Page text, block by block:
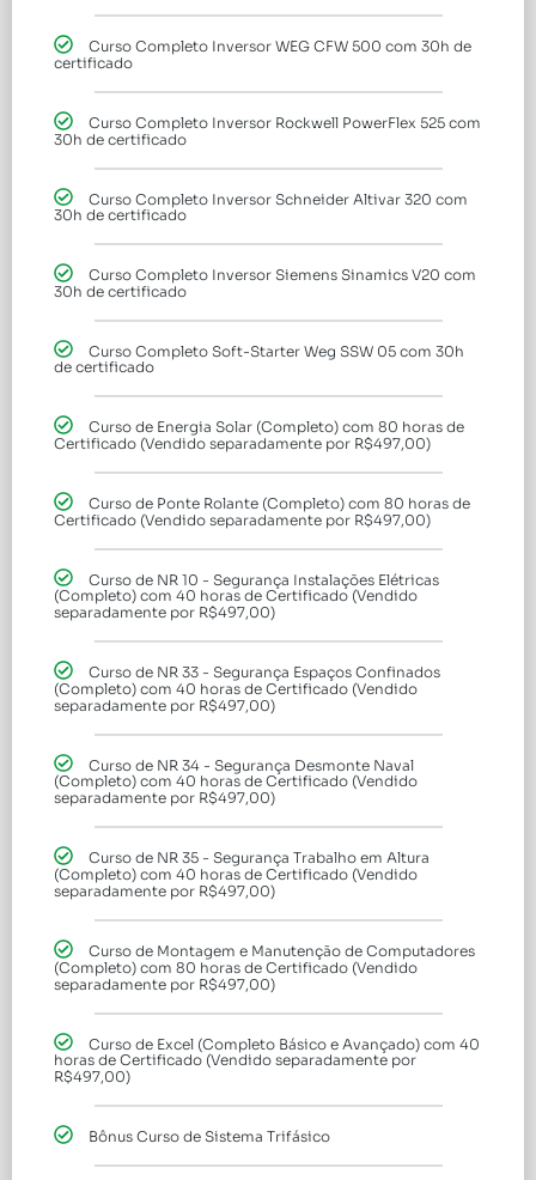
Curso Completo Inversor WEG CFW 500 com 30h de
certificado
Curso Completo Inversor Rockwell PowerFlex 525 com
30h de certificado
Curso Completo Inversor Schneider Altivar 320 com
30h de certificado
Curso Completo Inversor Siemens Sinamics V20 com
30h de certificado
Curso Completo Soft-Starter Weg SSW 05 com 30h
de certificado
Curso de Energia Solar (Completo) com 80 horas de
Certificado (Vendido separadamente por R$497,00)
Curso de Ponte Rolante (Completo) com 80 horas de
Certificado (Vendido separadamente por R$497,00)
Curso de NR 10 - Segurança Instalações Elétricas
(Completo) com 40 horas de Certificado (Vendido
separadamente por R$497,00)
Curso de NR 33 - Segurança Espaços Confinados
(Completo) com 40 horas de Certificado (Vendido
separadamente por R$497,00)
Curso de NR 34 - Segurança Desmonte Naval
(Completo) com 40 horas de Certificado (Vendido
separadamente por R$497,00)
Curso de NR 35 - Segurança Trabalho em Altura
(Completo) com 40 horas de Certificado (Vendido
separadamente por R$497,00)
Curso de Montagem e Manutenção de Computadores
(Completo) com 80 horas de Certificado (Vendido
separadamente por R$497,00)
Curso de Excel (Completo Básico e Avançado) com 40
horas de Certificado (Vendido separadamente por
R$497,00)
Bônus Curso de Sistema Trifásico